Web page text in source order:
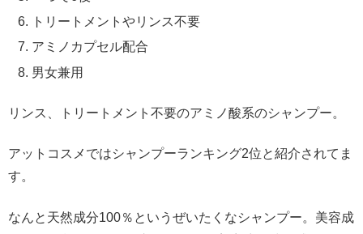
トリートメントやリンス不要
アミノカプセル配合
男女兼用
リンス、トリートメント不要のアミノ酸系のシャンプー。
アットコスメではシャンプーランキング2位と紹介されてま
す。
なんと天然成分100％というぜいたくなシャンプー。美容成